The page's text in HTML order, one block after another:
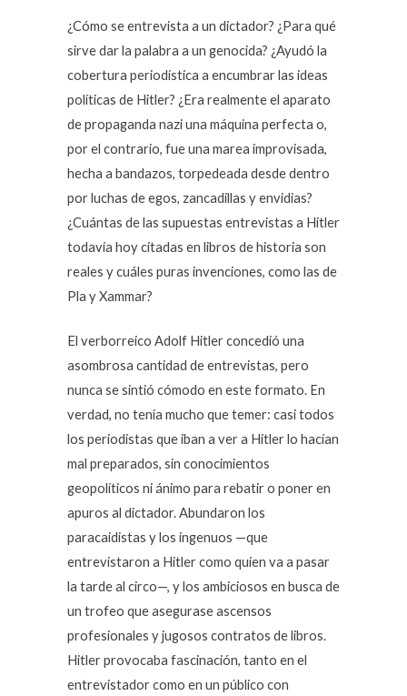
¿Cómo se entrevista a un dictador? ¿Para qué
sirve dar la palabra a un genocida? ¿Ayudó la
cobertura periodística a encumbrar las ideas
políticas de Hitler? ¿Era realmente el aparato
de propaganda nazi una máquina perfecta o,
por el contrario, fue una marea improvisada,
hecha a bandazos, torpedeada desde dentro
por luchas de egos, zancadillas y envidias?
¿Cuántas de las supuestas entrevistas a Hitler
todavía hoy citadas en libros de historia son
reales y cuáles puras invenciones, como las de
Pla y Xammar?
El verborreico Adolf Hitler concedió una
asombrosa cantidad de entrevistas, pero
nunca se sintió cómodo en este formato. En
verdad, no tenía mucho que temer: casi todos
los periodistas que iban a ver a Hitler lo hacían
mal preparados, sin conocimientos
geopolíticos ni ánimo para rebatir o poner en
apuros al dictador. Abundaron los
paracaidistas y los ingenuos —que
entrevistaron a Hitler como quien va a pasar
la tarde al circo—, y los ambiciosos en busca de
un trofeo que asegurase ascensos
profesionales y jugosos contratos de libros.
Hitler provocaba fascinación, tanto en el
entrevistador como en un público con